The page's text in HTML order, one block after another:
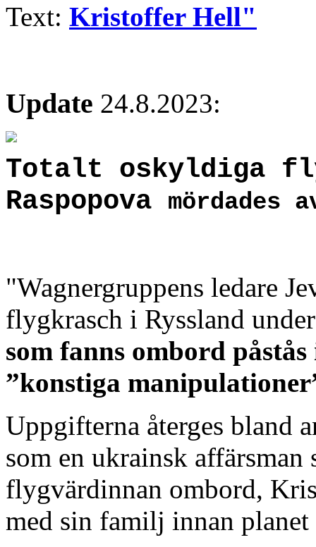
Text: Kristoffer Hell"
Update 24.8.2023:
Totalt oskyldiga
Raspopova
mördades
"Wagnergruppens ledare
flygkrasch i Ryssland
som fanns ombord
”konstiga
Uppgifterna återges bland
som en ukrainsk
flygvärdinnan ombord,
med sin familj innan